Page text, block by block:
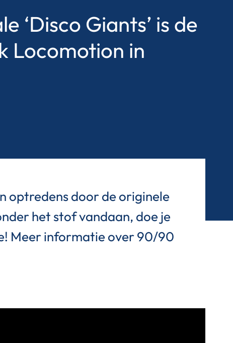
‘Disco Giants’ is de
Locomotion in
optredens door de originele
het stof vandaan, doe je
Meer informatie over 90/90